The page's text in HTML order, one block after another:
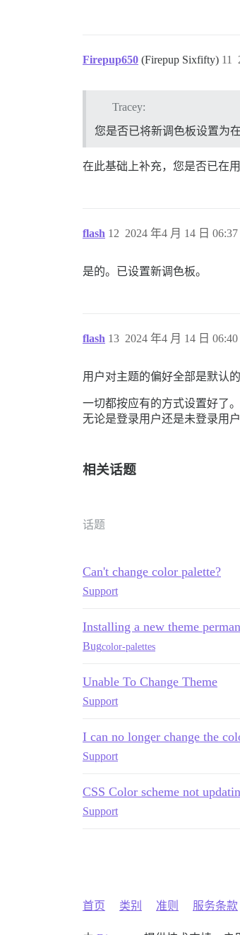
Firepup650 (Firepup Sixfifty) 11
Tracey:
您是否已将新调色板设置为
在此基础上补充，您是否已在
flash 2024 年4 月 14 日 06:37
12
是的。已设置新调色板。
flash 2024 年4 月 14 日 06:40
13
用户对主题的偏好全部是默认
一切都按应有的方式设置好了
无论是登录用户还是未登录用户
相关话题
话题
Can't change color palette?
Support
Installing a new theme
Bugcolor-palettes
Unable To Change Theme
Support
I can no longer change the
Support
CSS Color scheme not
Support
首页 类别 准则 服务条款